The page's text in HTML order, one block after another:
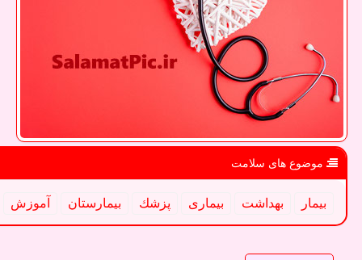
موضوع های سلامت
بیمار بهداشت بیماری پزشك بیمارستان آموزش